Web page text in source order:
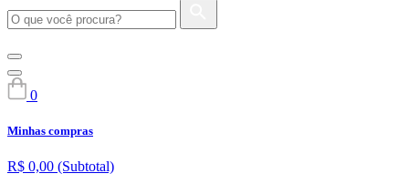
0
Minhas compras
R$ 0,00 (Subtotal)